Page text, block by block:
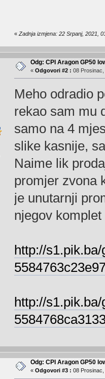
« Zadnja izmjena: 22 Srpanj, 2021,
Odg: CPI Aragon GP50
« Odgovori #2 : 08
Meho odradio
rekao sam mu
samo na 4
slike kasnije,
Naime lik
promjer zvona
je unutarnji
njegov
http://
http://
Odg: CPI Aragon GP50
« Odgovori #3 : 08 Prosinac,